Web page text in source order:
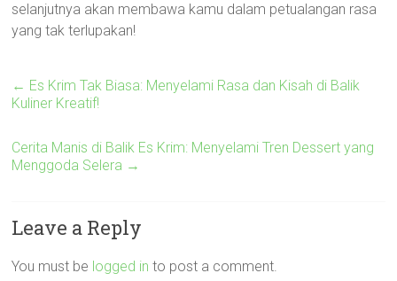
selanjutnya akan membawa kamu dalam petualangan rasa
yang tak terlupakan!
← Es Krim Tak Biasa: Menyelami Rasa dan Kisah di Balik
Kuliner Kreatif!
Cerita Manis di Balik Es Krim: Menyelami Tren Dessert yang
Menggoda Selera →
Leave a Reply
You must be logged in to post a comment.